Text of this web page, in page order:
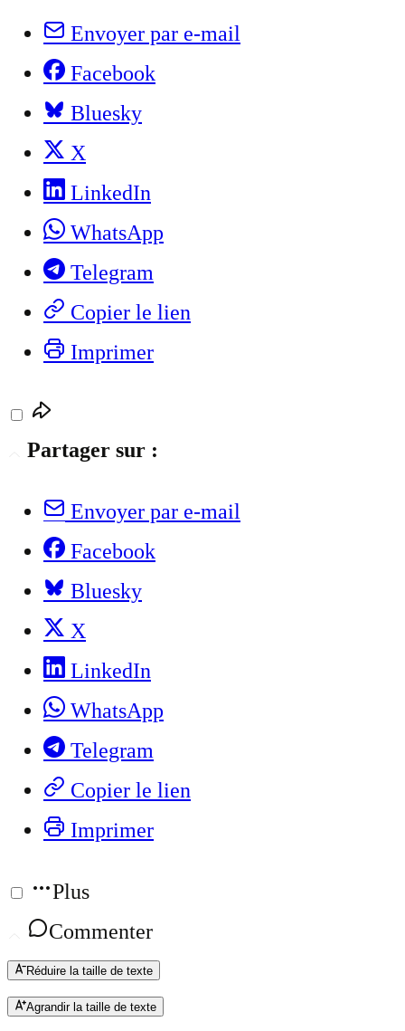
Envoyer par e-mail
Facebook
Bluesky
X
LinkedIn
WhatsApp
Telegram
Copier le lien
Imprimer
Partager sur :
Envoyer par e-mail
Facebook
Bluesky
X
LinkedIn
WhatsApp
Telegram
Copier le lien
Imprimer
Plus
Commenter
Réduire la taille de texte
Agrandir la taille de texte